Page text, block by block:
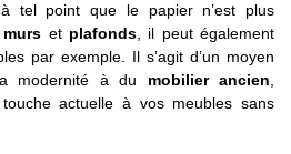
à tel point que le papier n’est plus
murs et plafonds, il peut également
par exemple. Il s’agit d’un moyen
modernité à du mobilier ancien,
actuelle à vos meubles sans